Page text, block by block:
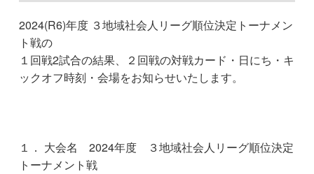
2024(R6)年度 ３地域社会人リーグ順位決定トーナメン
ト戦の
１回戦2試合の結果、２回戦の対戦カード・日にち・キ
ックオフ時刻・会場をお知らせいたします。
１． 大会名 2024年度 ３地域社会人リーグ順位決定
トーナメント戦